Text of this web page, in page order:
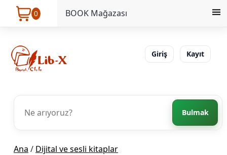
0 BOOK Mağazası
Giriş Kayıt
Bulmak
Ana / Dijital ve sesli kitaplar